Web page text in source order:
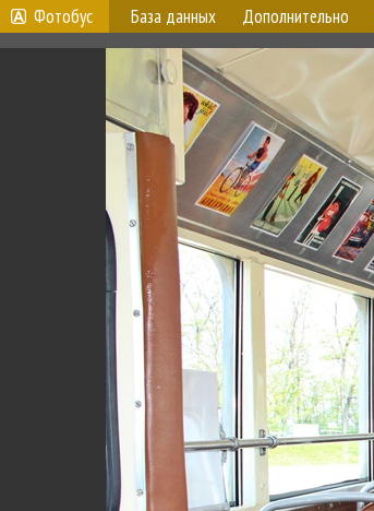
Фотобус База данных Дополнительно